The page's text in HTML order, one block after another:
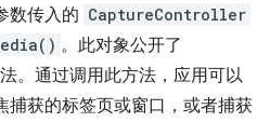
数传入的 CaptureController
。此对象公开了
。通过调用此方法，应用可以
捕获的标签页或窗口，或者捕获